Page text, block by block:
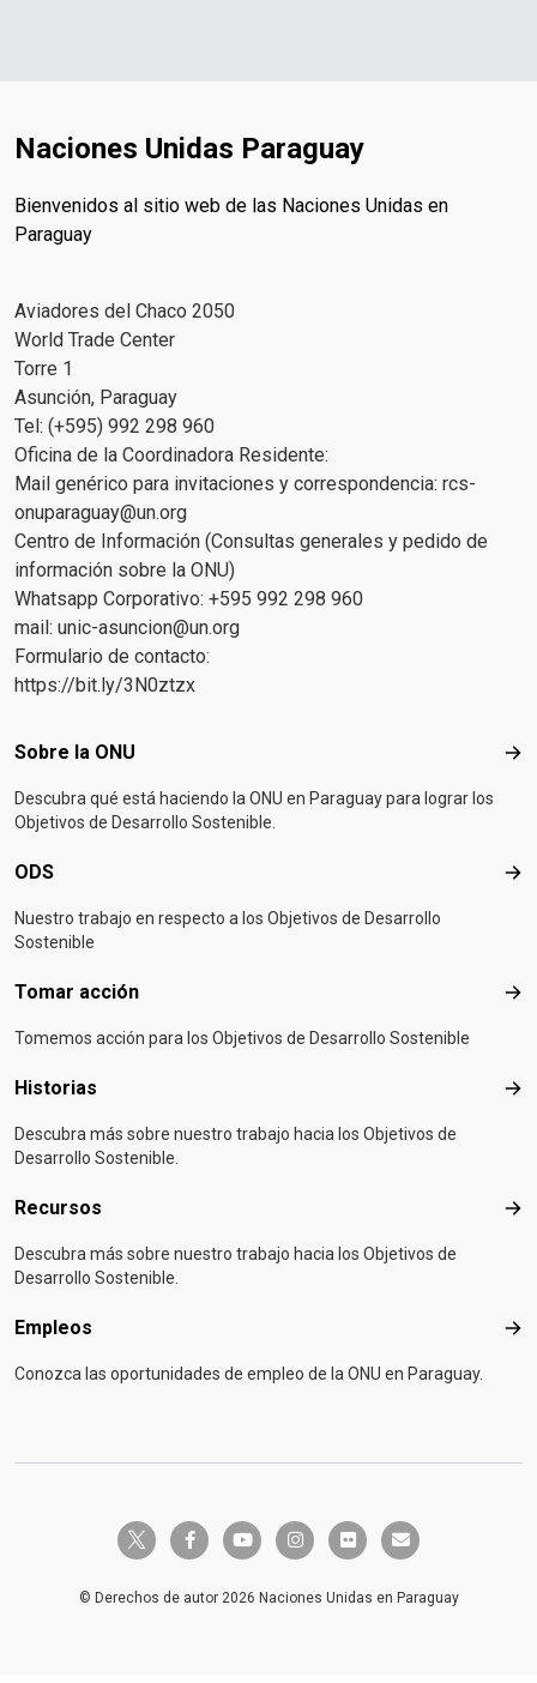
Naciones Unidas Paraguay
Bienvenidos al sitio web de las Naciones Unidas en
Paraguay
Aviadores del Chaco 2050
World Trade Center
Torre 1
Asunción, Paraguay
Tel: (+595) 992 298 960
Oficina de la Coordinadora Residente:
Mail genérico para invitaciones y correspondencia: rcs-
onuparaguay@un.org
Centro de Información (Consultas generales y pedido de
información sobre la ONU)
Whatsapp Corporativo: +595 992 298 960
mail: unic-asuncion@un.org
Formulario de contacto:
https://bit.ly/3N0ztzx
Footer menu
Sobre la ONU
Descubra qué está haciendo la ONU en Paraguay para lograr los
Objetivos de Desarrollo Sostenible.
ODS
Nuestro trabajo en respecto a los Objetivos de Desarrollo
Sostenible
Tomar acción
Tomemos acción para los Objetivos de Desarrollo Sostenible
Historias
Descubra más sobre nuestro trabajo hacia los Objetivos de
Desarrollo Sostenible.
Recursos
Descubra más sobre nuestro trabajo hacia los Objetivos de
Desarrollo Sostenible.
Empleos
Conozca las oportunidades de empleo de la ONU en Paraguay.
twitter-x facebook-fyoutube instagramflickr envelope
© Derechos de autor 2026 Naciones Unidas en Paraguay